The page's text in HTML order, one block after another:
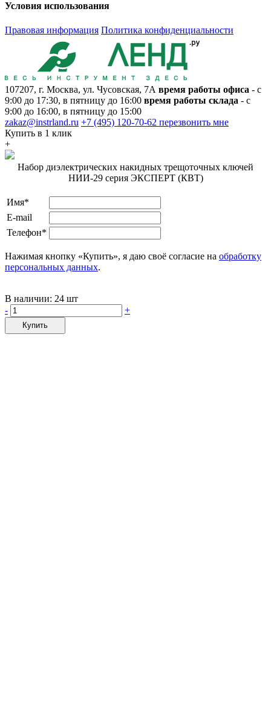
Условия использования
Правовая информация Политика конфиденциальности
107207, г. Москва, ул. Чусовская, 7А время работы офиса - с
9:00 до 17:30, в пятницу до 16:00 время работы склада - с
9:00 до 16:00, в пятницу до 15:00
zakaz@instrland.ru +7 (495) 120-70-62 перезвонить мне
Купить в 1 клик
+
Набор диэлектрических накидных трещоточных ключей
НИИ-29 серия ЭКСПЕРТ (КВТ)
Имя*
E-mail
Телефон*
Нажимая кнопку «Купить», я даю своё согласие на обработку
персональных данных.
В наличии: 24 шт
-
+
Купить